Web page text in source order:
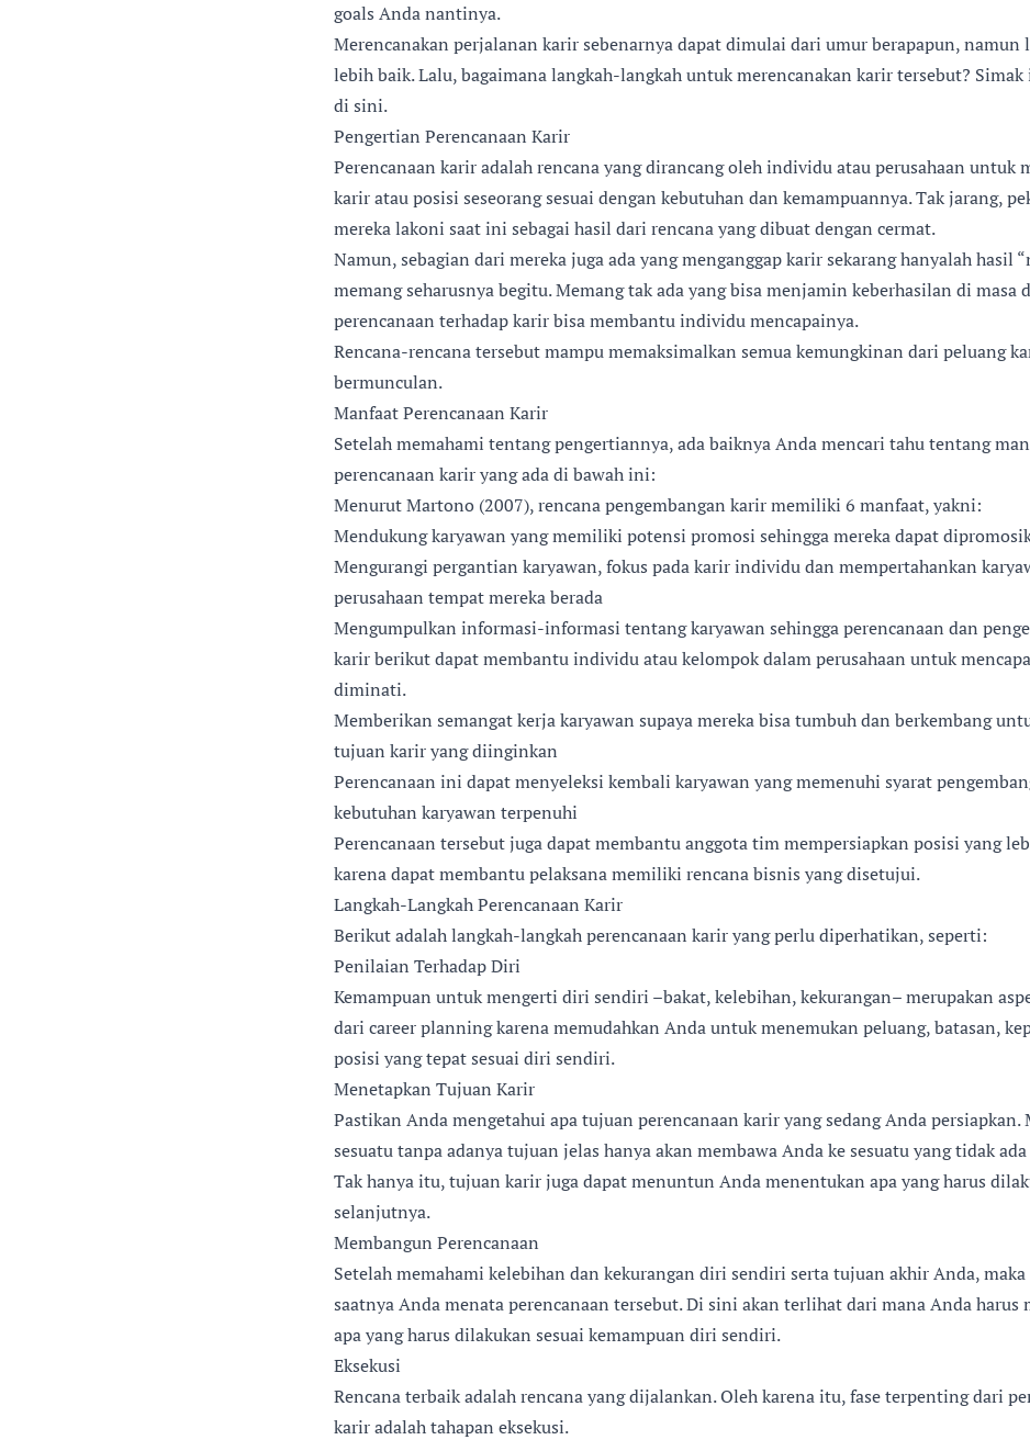
goals Anda nantinya.
Merencanakan perjalanan karir sebenarnya dapat dimulai dari umur berapapun, namun
lebih baik. Lalu, bagaimana langkah-langkah untuk merencanakan karir tersebut?
di sini.
Pengertian Perencanaan Karir
Perencanaan karir adalah rencana yang dirancang oleh individu atau perusahaan untuk
karir atau posisi seseorang sesuai dengan kebutuhan dan kemampuannya. Tak jarang,
mereka lakoni saat ini sebagai hasil dari rencana yang dibuat dengan cermat.
Namun, sebagian dari mereka juga ada yang menganggap karir sekarang hanyalah hasil
memang seharusnya begitu. Memang tak ada yang bisa menjamin keberhasilan di masa
perencanaan terhadap karir bisa membantu individu mencapainya.
Rencana-rencana tersebut mampu memaksimalkan semua kemungkinan dari peluang
bermunculan.
Manfaat Perencanaan Karir
Setelah memahami tentang pengertiannya, ada baiknya Anda mencari tahu tentang
perencanaan karir yang ada di bawah ini:
Menurut Martono (2007), rencana pengembangan karir memiliki 6 manfaat, yakni:
Mendukung karyawan yang memiliki potensi promosi sehingga mereka dapat
Mengurangi pergantian karyawan, fokus pada karir individu dan mempertahankan
perusahaan tempat mereka berada
Mengumpulkan informasi-informasi tentang karyawan sehingga perencanaan dan
karir berikut dapat membantu individu atau kelompok dalam perusahaan untuk
diminati.
Memberikan semangat kerja karyawan supaya mereka bisa tumbuh dan berkembang
tujuan karir yang diinginkan
Perencanaan ini dapat menyeleksi kembali karyawan yang memenuhi syarat
kebutuhan karyawan terpenuhi
Perencanaan tersebut juga dapat membantu anggota tim mempersiapkan posisi yang
karena dapat membantu pelaksana memiliki rencana bisnis yang disetujui.
Langkah-Langkah Perencanaan Karir
Berikut adalah langkah-langkah perencanaan karir yang perlu diperhatikan, seperti:
Penilaian Terhadap Diri
Kemampuan untuk mengerti diri sendiri –bakat, kelebihan, kekurangan– merupakan
dari career planning karena memudahkan Anda untuk menemukan peluang, batasan,
posisi yang tepat sesuai diri sendiri.
Menetapkan Tujuan Karir
Pastikan Anda mengetahui apa tujuan perencanaan karir yang sedang Anda persiapkan.
sesuatu tanpa adanya tujuan jelas hanya akan membawa Anda ke sesuatu yang tidak
Tak hanya itu, tujuan karir juga dapat menuntun Anda menentukan apa yang harus
selanjutnya.
Membangun Perencanaan
Setelah memahami kelebihan dan kekurangan diri sendiri serta tujuan akhir Anda, maka
saatnya Anda menata perencanaan tersebut. Di sini akan terlihat dari mana Anda harus
apa yang harus dilakukan sesuai kemampuan diri sendiri.
Eksekusi
Rencana terbaik adalah rencana yang dijalankan. Oleh karena itu, fase terpenting dari
karir adalah tahapan eksekusi.